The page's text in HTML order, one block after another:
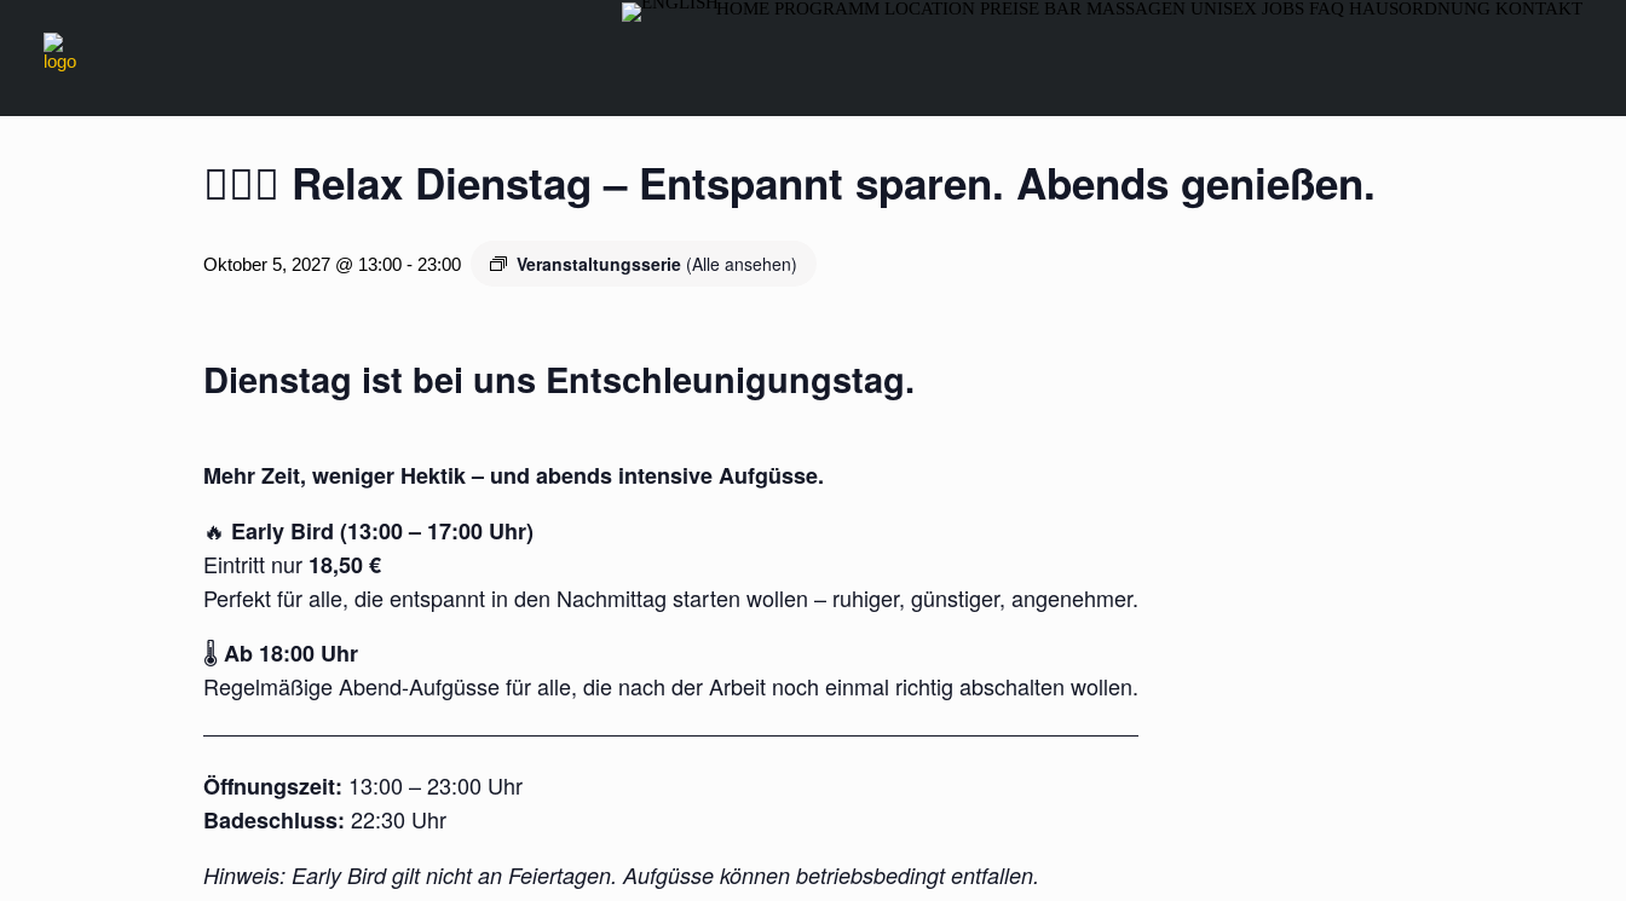
HOME PROGRAMM LOCATION PREISE BAR MASSAGEN UNISEX JOBS FAQ HAUSORDNUNG KONTAKT
🧖‍♂️✨ Relax Dienstag – Entspannt sparen. Abends genießen.
Oktober 5, 2027 @ 13:00 - 23:00 Veranstaltungsserie (Alle ansehen)
Dienstag ist bei uns Entschleunigungstag.
Mehr Zeit, weniger Hektik – und abends intensive Aufgüsse.
🔥 Early Bird (13:00 – 17:00 Uhr)
Eintritt nur 18,50 €
Perfekt für alle, die entspannt in den Nachmittag starten wollen – ruhiger, günstiger, angenehmer.
🌡Ab 18:00 Uhr
Regelmäßige Abend-Aufgüsse für alle, die nach der Arbeit noch einmal richtig abschalten wollen.
Öffnungszeit: 13:00 – 23:00 Uhr
Badeschluss: 22:30 Uhr
Hinweis: Early Bird gilt nicht an Feiertagen. Aufgüsse können betriebsbedingt entfallen.